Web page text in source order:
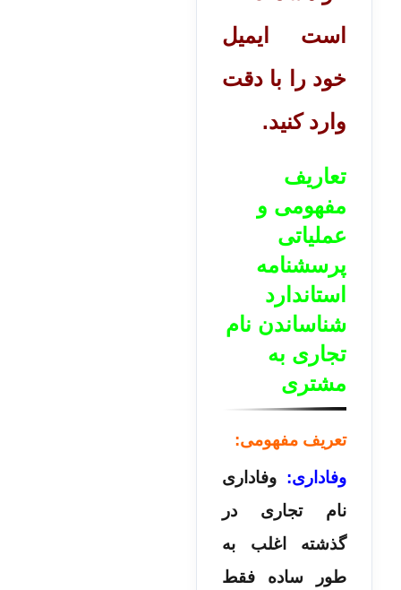
است ایمیل
خود را با دقت
وارد کنید.
تعاریف
مفهومی و
عملیاتی
پرسشنامه
استاندارد
شناساندن نام
تجاری به
مشتری
تعریف مفهومی:
وفاداری: وفاداری
نام تجاری در
گذشته اغلب به
طور ساده فقط